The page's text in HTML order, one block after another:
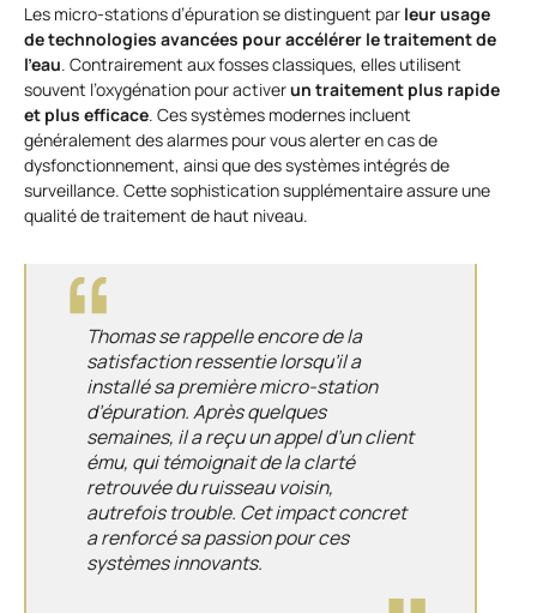
Les micro-stations d’épuration se distinguent par leur usage
de technologies avancées pour accélérer le traitement de
l’eau. Contrairement aux fosses classiques, elles utilisent
souvent l’oxygénation pour activerun traitement plus rapide
et plus efficace. Ces systèmes modernes incluent
généralement des alarmes pour vous alerter en cas de
dysfonctionnement, ainsi que des systèmes intégrés de
surveillance. Cette sophistication supplémentaire assure une
qualité de traitement de haut niveau.
Thomas se rappelle encore de la
satisfaction ressentie lorsqu’il a
installé sa première micro-station
d’épuration. Après quelques
semaines, il a reçu un appel d’un client
ému, qui témoignait de la clarté
retrouvée du ruisseau voisin,
autrefois trouble. Cet impact concret
a renforcé sa passion pour ces
systèmes innovants.